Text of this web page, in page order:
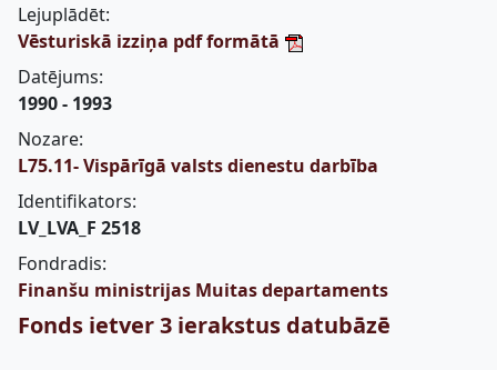
Lejuplādēt:
Vēsturiskā izziņa pdf formātā
Datējums:
1990 - 1993
Nozare:
L75.11- Vispārīgā valsts dienestu darbība
Identifikators:
LV_LVA_F 2518
Fondradis:
Finanšu ministrijas Muitas departaments
Fonds ietver 3 ierakstus datubāzē